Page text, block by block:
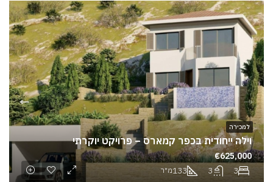
וילה ייחודית בכפר קמארס – פרויקט יוקרתי
3
3
133מ"ר
€625,000
למכירה